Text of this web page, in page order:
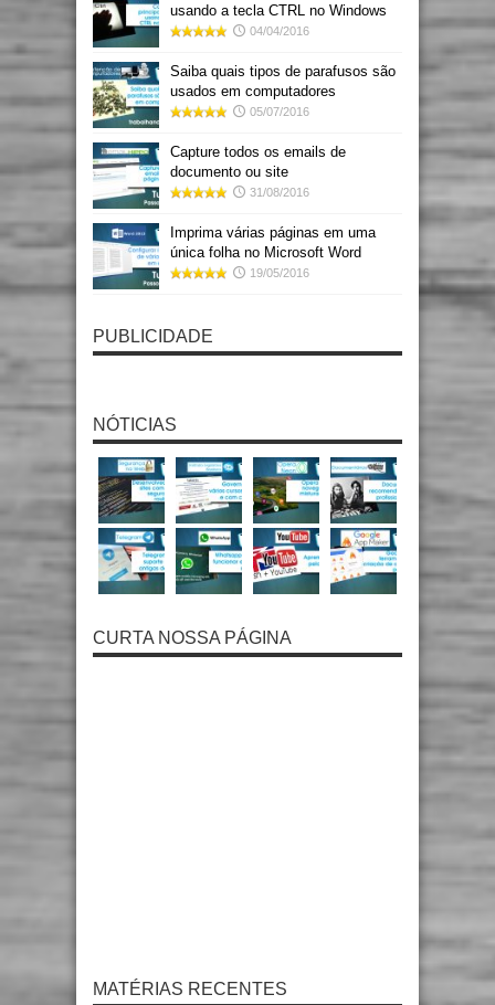
usando a tecla CTRL no Windows
04/04/2016
Saiba quais tipos de parafusos são
usados em computadores
05/07/2016
Capture todos os emails de
documento ou site
31/08/2016
Imprima várias páginas em uma
única folha no Microsoft Word
19/05/2016
PUBLICIDADE
NÓTICIAS
CURTA NOSSA PÁGINA
MATÉRIAS RECENTES